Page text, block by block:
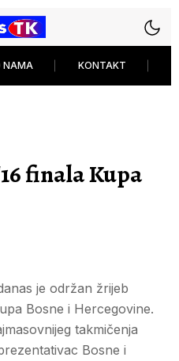
NAMA KONTAKT
finala Kupa
je održan žrijeb
Bosne i Hercegovine.
takmičenja
Bosne i